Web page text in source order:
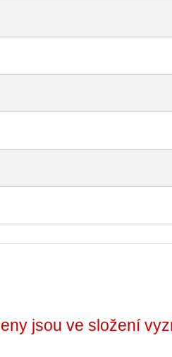
jsou ve složení